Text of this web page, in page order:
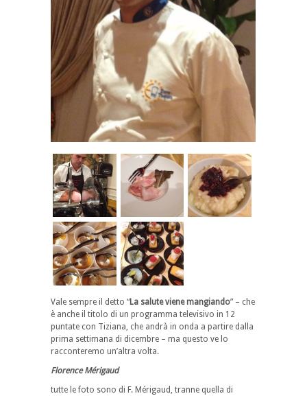
Vale sempre il detto “La salute viene mangiando” – che
è anche il titolo di un programma televisivo in 12
puntate con Tiziana, che andrà in onda a partire dalla
prima settimana di dicembre – ma questo ve lo
racconteremo un’altra volta.
Florence Mérigaud
tutte le foto sono di F. Mérigaud, tranne quella di